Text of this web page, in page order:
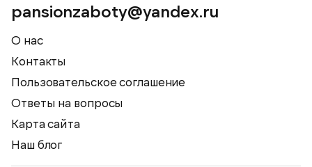
pansionzaboty@yandex.ru
О нас
Контакты
Пользовательское соглашение
Ответы на вопросы
Карта сайта
Наш блог